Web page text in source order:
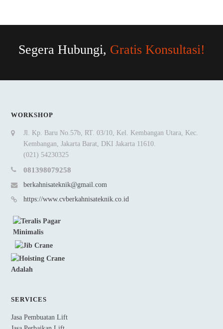
Segera Hubungi, Gratis Konsultasi!
WORKSHOP
Jl. Kp. Baru No.57b, RT. 03/10, Kel. Kembangan Utara, Kec.
Kembangan, Jakarta Barat, DKI Jakarta 11610.
(021) 54230325
081398079258
berkahnisateknik@gmail.com
https://www.cvberkahnisateknik.co.id
SERVICES
Jasa Pembuatan Lift